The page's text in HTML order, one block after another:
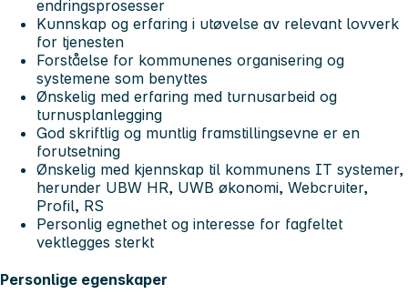
endringsprosesser
Kunnskap og erfaring i utøvelse av relevant lovverk
for tjenesten
Forståelse for kommunenes organisering og
systemene som benyttes
Ønskelig med erfaring med turnusarbeid og
turnusplanlegging
God skriftlig og muntlig framstillingsevne er en
forutsetning
Ønskelig med kjennskap til kommunens IT systemer,
herunder UBW HR, UWB økonomi, Webcruiter,
Profil, RS
Personlig egnethet og interesse for fagfeltet
vektlegges sterkt
Personlige egenskaper